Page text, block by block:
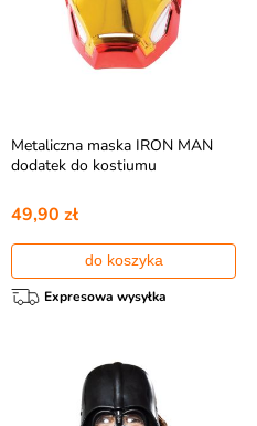
Metaliczna maska IRON MAN
dodatek do kostiumu
49,90 zł
do koszyka
Expresowa wysyłka